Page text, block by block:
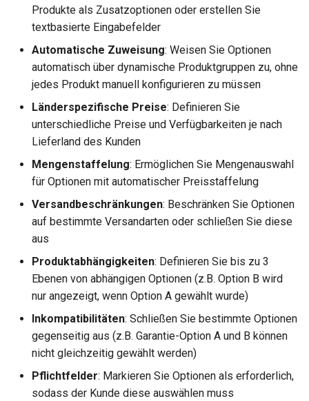
Produkte als Zusatzoptionen oder erstellen Sie
textbasierte Eingabefelder
Automatische Zuweisung: Weisen Sie Optionen
automatisch über dynamische Produktgruppen zu, ohne
jedes Produkt manuell konfigurieren zu müssen
Länderspezifische Preise: Definieren Sie
unterschiedliche Preise und Verfügbarkeiten je nach
Lieferland des Kunden
Mengenstaffelung: Ermöglichen Sie Mengenauswahl
für Optionen mit automatischer Preisstaffelung
Versandbeschränkungen: Beschränken Sie Optionen
auf bestimmte Versandarten oder schließen Sie diese
aus
Produktabhängigkeiten: Definieren Sie bis zu 3
Ebenen von abhängigen Optionen (z.B. Option B wird
nur angezeigt, wenn Option A gewählt wurde)
Inkompatibilitäten: Schließen Sie bestimmte Optionen
gegenseitig aus (z.B. Garantie-Option A und B können
nicht gleichzeitig gewählt werden)
Pflichtfelder: Markieren Sie Optionen als erforderlich,
sodass der Kunde diese auswählen muss